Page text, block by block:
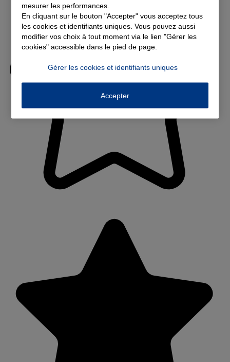
mesurer les performances.
En cliquant sur le bouton "Accepter" vous acceptez tous
les cookies et identifiants uniques. Vous pouvez aussi
modifier vos choix à tout moment via le lien "Gérer les
cookies" accessible dans le pied de page.
Gérer les cookies et identifiants uniques
Accepter